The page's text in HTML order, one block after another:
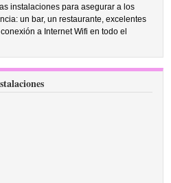
instalaciones para asegurar a los
un bar, un restaurante, excelentes
a Internet Wifi en todo el